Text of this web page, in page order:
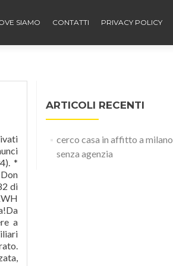
SIAMO CONTATTI PRIVACY POLICY
per le agenzie. Language: italian Case e immobili in affitto uso residenziale, commerciale e per vacanze, da privati e agenzie - Affitto.it. Tutti gli annunci immobiliari di privati che affittano case e appartamenti senza provvigioni. UTENZE IDRICHE/FOGNARIE/ELETTRICHE TOTALMENTE INDIPENDENTI DA ALTRI CONDOMINI.
ARTICOLI RECENTI
cerco casa in affitto a milano
senza agenzia